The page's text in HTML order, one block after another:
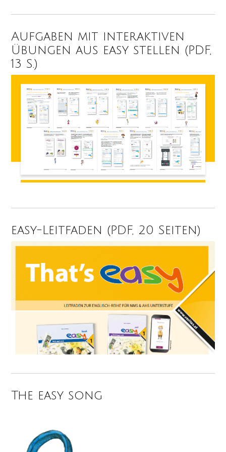
Aufgaben mit interaktiven
Übungen aus easy stellen (PDF,
13 S.)
easy-Leitfaden (PDF, 20 Seiten)
The easy song